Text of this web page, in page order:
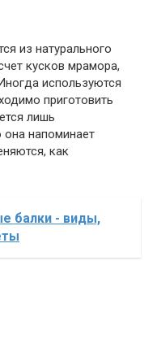
из натурального
кусков мрамора,
используются
приготовить
лишь
напоминает
как
балки - виды,